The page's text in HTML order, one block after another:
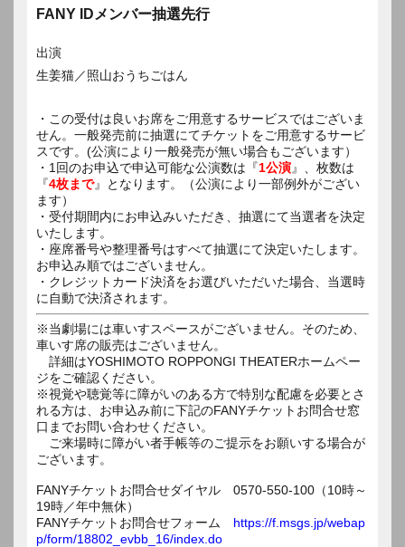
FANY IDメンバー抽選先行
出演
生姜猫／照山おうちごはん
・この受付は良いお席をご用意するサービスではございま
せん。一般発売前に抽選にてチケットをご用意するサービ
スです。(公演により一般発売が無い場合もございます）
・1回のお申込で申込可能な公演数は『1公演』、枚数は
『4枚まで』となります。（公演により一部例外がござい
ます）
・受付期間内にお申込みいただき、抽選にて当選者を決定
いたします。
・座席番号や整理番号はすべて抽選にて決定いたします。
お申込み順ではございません。
・クレジットカード決済をお選びいただいた場合、当選時
に自動で決済されます。
※当劇場には車いすスペースがございません。そのため、
車いす席の販売はございません。
詳細はYOSHIMOTO ROPPONGI THEATERホームペー
ジをご確認ください。
※視覚や聴覚等に障がいのある方で特別な配慮を必要とさ
れる方は、お申込み前に下記のFANYチケットお問合せ窓
口までお問い合わせください。
ご来場時に障がい者手帳等のご提示をお願いする場合が
ございます。
FANYチケットお問合せダイヤル 0570-550-100（10時～
19時／年中無休）
FANYチケットお問合せフォーム https://f.msgs.jp/webap
p/form/18802_evbb_16/index.do